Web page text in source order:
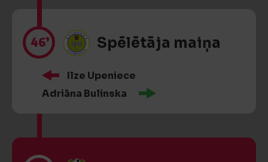
46’ Spēlētāja maiņa
Ilze Upeniece
Adriāna Bulinska